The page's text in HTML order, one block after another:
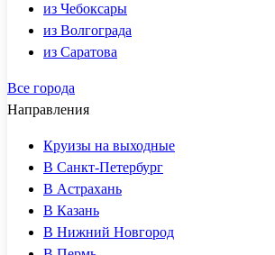
из Чебоксары
из Волгограда
из Саратова
Все города
Направления
Круизы на выходные
В Санкт-Петербург
В Астрахань
В Казань
В Нижний Новгород